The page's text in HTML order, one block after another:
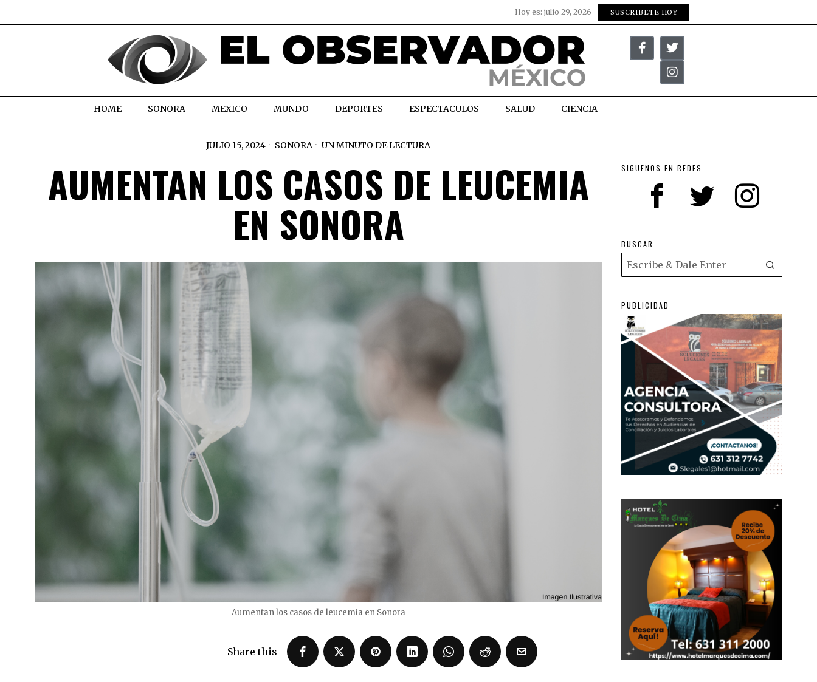
Hoy es: julio 29, 2026 SUSCRIBETE HOY
HOME SONORA MEXICO MUNDO DEPORTES ESPECTACULOS SALUD CIENCIA
JULIO 15, 2024 SONORA UN MINUTO DE LECTURA
AUMENTAN LOS CASOS DE LEUCEMIA
EN SONORA
Aumentan los casos de leucemia en Sonora
Share this
SIGUENOS EN REDES
BUSCAR
PUBLICIDAD